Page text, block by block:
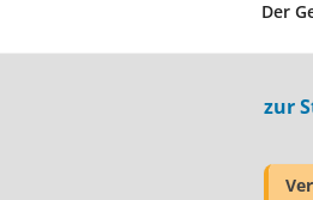
Der
zur